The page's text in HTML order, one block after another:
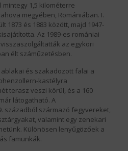
1,5 kilométerre
megyében, Romániában. I.
1873 és 1883 között, majd 1947-
Az 1989-es romániai
az egykori
élt száműzetésben.
és szakadozott falai a
kastélyra
terasz veszi körül, és a 160
látogatható. A
századból származó fegyvereket,
valamint egy zenekari
Különösen lenyűgözőek a
famunkák.